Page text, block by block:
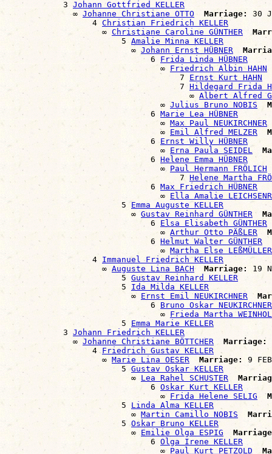
            3
Johann Gottfried KELLER
              ∞
Johanne Christiane OTTO Marriage:
30
                  4
Christian Friedrich KELLER
                    ∞
Christiane Caroline GÜNTHER
                        5
Amalie Minna KELLER
                          ∞
Johann Ernst HÜBNER
                              6
Frida Linda HÜBNER
                                ∞
Friedrich Albin HAHN
                                    7
Ernst Kurt HAHN
                                    7
Hildegard Frida
                                      ∞
Albert Alfred
                                ∞
Julius Bruno NOBIS
                              6
Marie Lea HÜBNER
                                ∞
Max Paul NEUKIRCHNER
                                ∞
Emil Alfred MELZER
                              6
Ernst Willy HÜBNER
                                ∞
Erna Paula SEIDEL
                              6
Helene Emma HÜBNER
                                ∞
Paul Hermann FRÖLICH
                                    7
Helene Martha
                              6
Max Friedrich HÜBNER
                                ∞
Ella Amalie
                        5
Emma Auguste KELLER
                          ∞
Gustav Reinhard GÜNTHER
                              6
Elsa Elisabeth GÜNTHER
                                ∞
Arthur Otto PÄßLER
                              6
Helmut Walter GÜNTHER
                                ∞
Martha Else LEßMÜLLER
                  4
Immanuel Friedrich KELLER
                    ∞
Auguste Lina BACH Marriage:
19
                        5
Gustav Reinhard KELLER
                        5
Ida Milda KELLER
                          ∞
Ernst Emil NEUKIRCHNER
                              6
Bruno Oskar NEUKIRCHNER
                                ∞
Frieda Martha
                        5
Emma Marie KELLER
            3
Johann Friedrich KELLER
              ∞
Johanne Christiane BÖTTCHER Marriage:
                  4
Friedrich Gustav KELLER
                    ∞
Marie Lina OESER Marriage:
9
                        5
Gustav Oskar KELLER
                          ∞
Lea Rahel SCHUSTER
                              6
Oskar Kurt KELLER
                                ∞
Frida Helene SELIG
                        5
Linda Alma KELLER
                          ∞
Martin Camillo NOBIS
                        5
Oskar Bruno KELLER
                          ∞
Emilie Olga ESPIG
                              6
Olga Irene KELLER
                                ∞
Paul Kurt PETZOLD